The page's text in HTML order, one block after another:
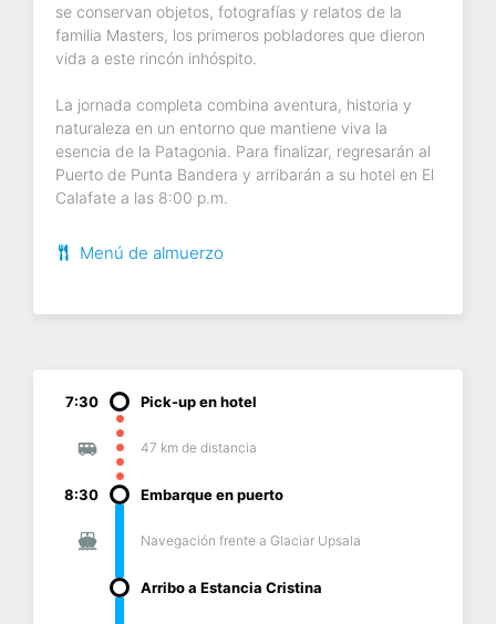
se conservan objetos, fotografías y relatos de la
familia Masters, los primeros pobladores que dieron
vida a este rincón inhóspito.
La jornada completa combina aventura, historia y
naturaleza en un entorno que mantiene viva la
esencia de la Patagonia. Para finalizar, regresarán al
Puerto de Punta Bandera y arribarán a su hotel en El
Calafate a las 8:00 p.m.
Menú de almuerzo
7:30 Pick-up en hotel
47 km de distancia
8:30 Embarque en puerto
Navegación frente a Glaciar Upsala
Arribo a Estancia Cristina